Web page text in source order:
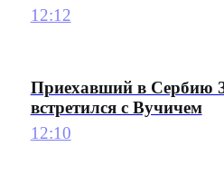
12:12
Приехавший в Сербию
встретился с Вучичем
12:10